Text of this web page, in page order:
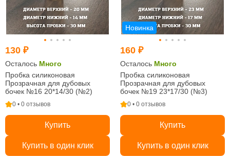
130 ₽
Осталось Много
Пробка силиконовая
Прозрачная для дубовых
бочек №16 20*14/30 (№2)
0 • 0 отзывов
Купить
Купить в один клик
Новинка
160 ₽
Осталось Много
Пробка силиконовая
Прозрачная для дубовых
бочек №19 23*17/30 (№3)
0 • 0 отзывов
Купить
Купить в один клик